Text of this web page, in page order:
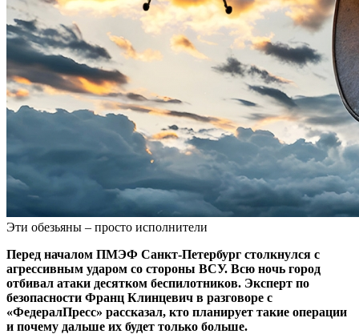
Эти обезьяны – просто исполнители
Перед началом ПМЭФ Санкт-Петербург столкнулся с
агрессивным ударом со стороны ВСУ. Всю ночь город
отбивал атаки десятком беспилотников. Эксперт по
безопасности Франц Клинцевич в разговоре с
«ФедералПресс» рассказал, кто планирует такие операции
и почему дальше их будет только больше.